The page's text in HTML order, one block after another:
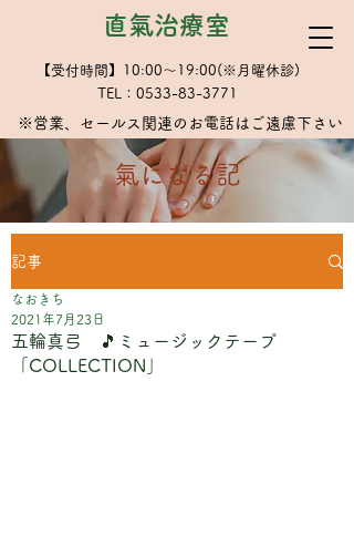
直氣治療室
【受付時間】10:00～19:00(※月曜休診)
TEL：0533-83-3771
※​営業、セールス関連のお電話はご遠慮下さい
​氣になる記
記事
五輪真弓 🎵ミュージックテープ
「COLLECTION」
なおきち
2021年7月23日